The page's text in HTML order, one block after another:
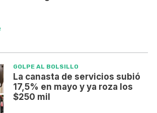
GOLPE AL BOLSILLO
La canasta de servicios subió
17,5% en mayo y ya roza los
$250 mil